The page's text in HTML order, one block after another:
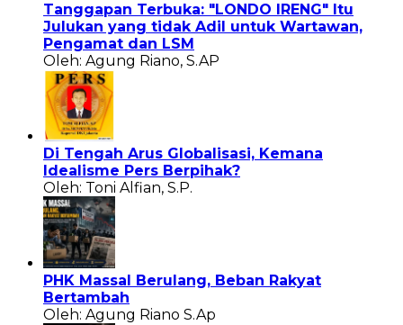
Tanggapan Terbuka: "LONDO IRENG" Itu
Julukan yang tidak Adil untuk Wartawan,
Pengamat dan LSM
Oleh: Agung Riano, S.AP
Di Tengah Arus Globalisasi, Kemana
Idealisme Pers Berpihak?
Oleh: Toni Alfian, S.P.
PHK Massal Berulang, Beban Rakyat
Bertambah
Oleh: Agung Riano S.Ap